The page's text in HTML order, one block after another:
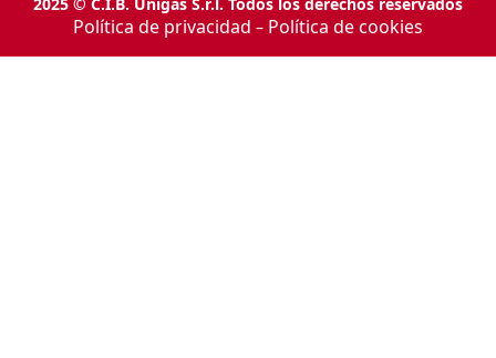
Política de privacidad – Política de cookies